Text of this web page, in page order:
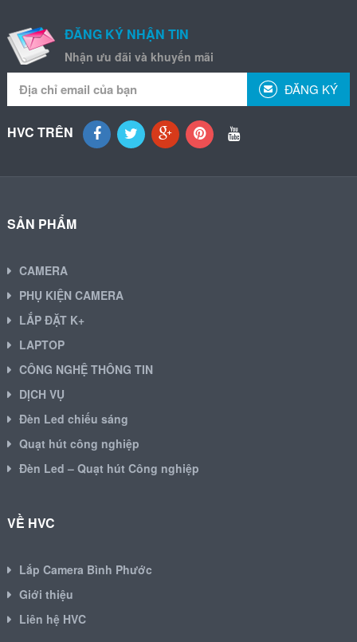
ĐĂNG KÝ NHẬN TIN
Nhận ưu đãi và khuyến mãi
ĐĂNG KÝ
HVC TRÊN
SẢN PHẨM
CAMERA
PHỤ KIỆN CAMERA
LẮP ĐẶT K+
LAPTOP
CÔNG NGHỆ THÔNG TIN
DỊCH VỤ
Đèn Led chiếu sáng
Quạt hút công nghiệp
Đèn Led – Quạt hút Công nghiệp
VỀ HVC
Lắp Camera Bình Phước
Giới thiệu
Liên hệ HVC